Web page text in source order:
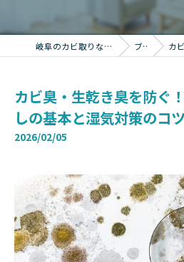
岐阜のカビ取りならカビバスターズ岐阜 ブログ カビ臭
カビ臭・生乾き臭を防ぐ
しの基本と湿気対策のコツ
2026/02/05